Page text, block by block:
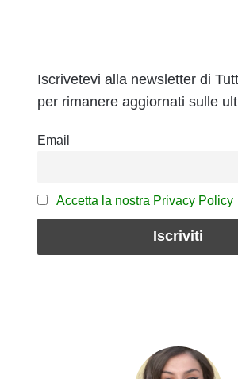
Iscrivetevi alla newsletter di
per rimanere aggiornati sulle
Email
Accetta la nostra Privacy Policy